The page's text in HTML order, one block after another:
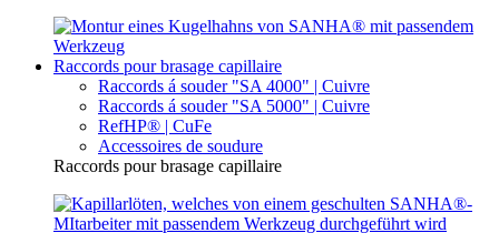
Raccords pour brasage capillaire
Raccords á souder "SA 4000" | Cuivre
Raccords á souder "SA 5000" | Cuivre
RefHP® | CuFe
Accessoires de soudure
Raccords pour brasage capillaire